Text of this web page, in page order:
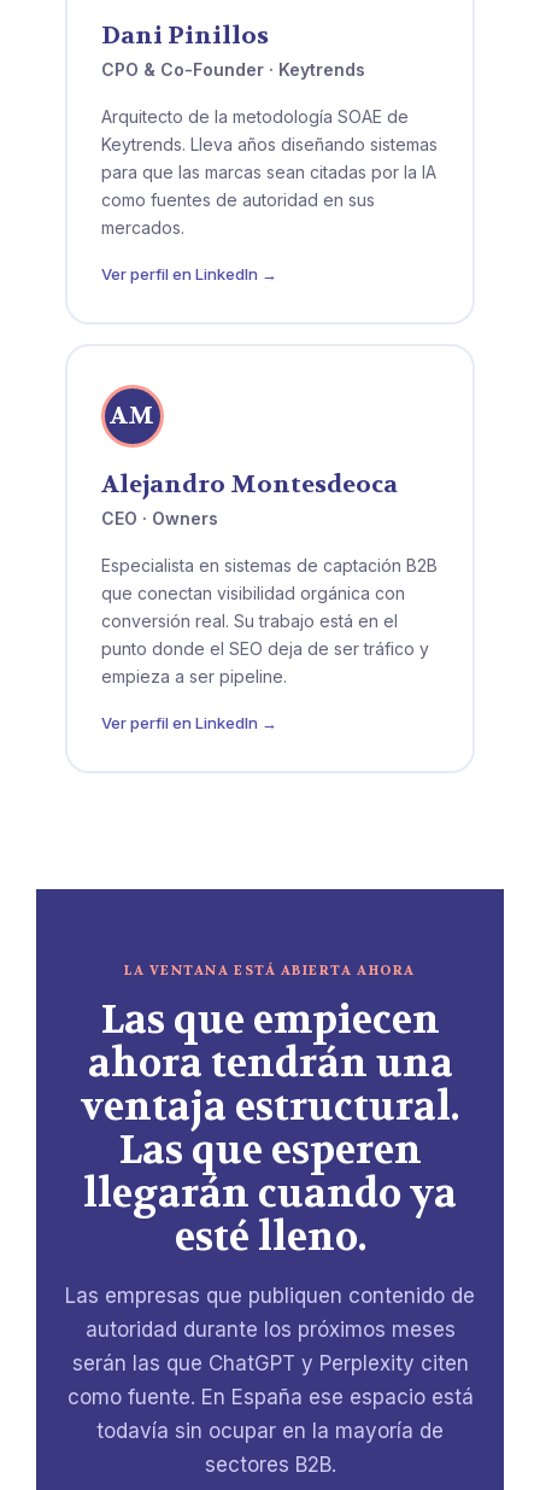
Dani Pinillos
CPO & Co-Founder · Keytrends
Arquitecto de la metodología SOAE de
Keytrends. Lleva años diseñando sistemas
para que las marcas sean citadas por la IA
como fuentes de autoridad en sus
mercados.
Ver perfil en LinkedIn →
AM
Alejandro Montesdeoca
CEO · Owners
Especialista en sistemas de captación B2B
que conectan visibilidad orgánica con
conversión real. Su trabajo está en el
punto donde el SEO deja de ser tráfico y
empieza a ser pipeline.
Ver perfil en LinkedIn →
LA VENTANA ESTÁ ABIERTA AHORA
Las que empiecen
ahora tendrán una
ventaja estructural.
Las que esperen
llegarán cuando ya
esté lleno.
Las empresas que publiquen contenido de
autoridad durante los próximos meses
serán las que ChatGPT y Perplexity citen
como fuente. En España ese espacio está
todavía sin ocupar en la mayoría de
sectores B2B.